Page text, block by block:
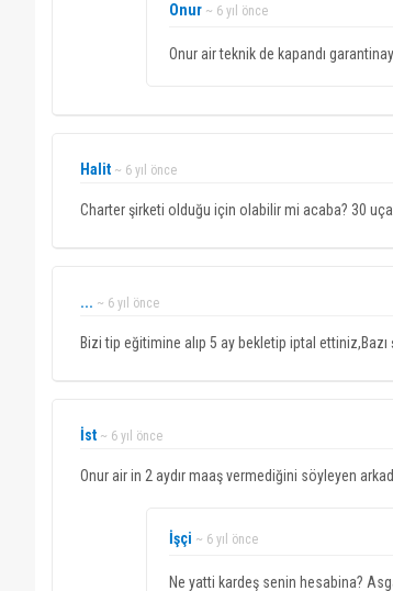
Onur ~ 6 yıl önce
Onur air teknik de kapandı
Halit ~ 6 yıl önce
Charter şirketi olduğu için olabilir mi acaba? 30
... ~ 6 yıl önce
Bizi tip eğitimine alıp 5 ay bekletip iptal
İst ~ 6 yıl önce
Onur air in 2 aydır maaş vermediğini söyleyen
İşçi ~ 6 yıl önce
Ne yatti kardeş senin hesabina?